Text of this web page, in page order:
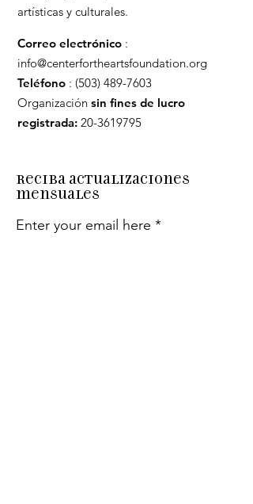
artísticas y culturales.
Correo electrónico :
info@centerfortheartsfoundation.org
Teléfono : (503) 489-7603
Organización sin fines de lucro
registrada: 20-3619795
Reciba actualizaciones
mensuales
Enter your email here